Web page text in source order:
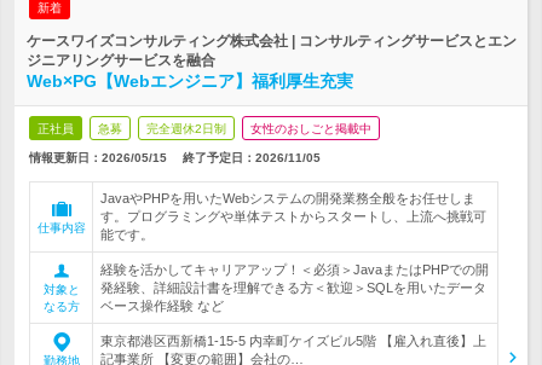
新着
ケースワイズコンサルティング株式会社 | コンサルティングサービスとエン
ジニアリングサービスを融合
Web×PG【Webエンジニア】福利厚生充実
正社員 急募 完全週休2日制 女性のおしごと掲載中
情報更新日：2026/05/15 終了予定日： 2026/11/05
仕事内容
JavaやPHPを用いたWebシステムの開発業務全般をお任せしま
す。プログラミングや単体テストからスタートし、上流へ挑戦可
能です。
対象と
なる方
経験を活かしてキャリアアップ！＜必須＞JavaまたはPHPでの開
発経験、詳細設計書を理解できる方＜歓迎＞SQLを用いたデータ
ベース操作経験 など
勤務地
東京都港区西新橋1-15-5 内幸町ケイズビル5階 【雇入れ直後】上
記事業所 【変更の範囲】会社の…